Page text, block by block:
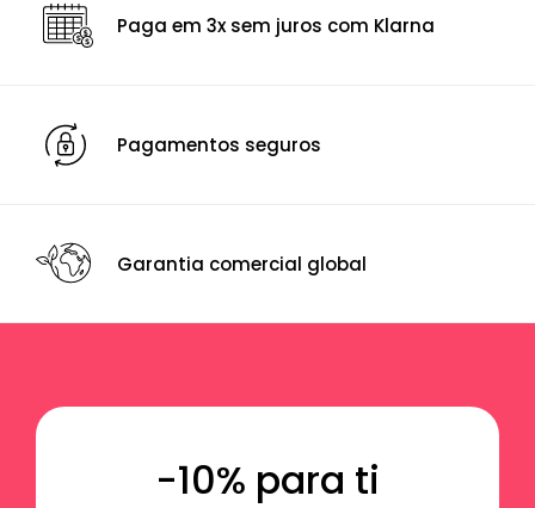
Paga em 3x sem juros com Klarna
Pagamentos seguros
Garantia comercial global
-10% para ti